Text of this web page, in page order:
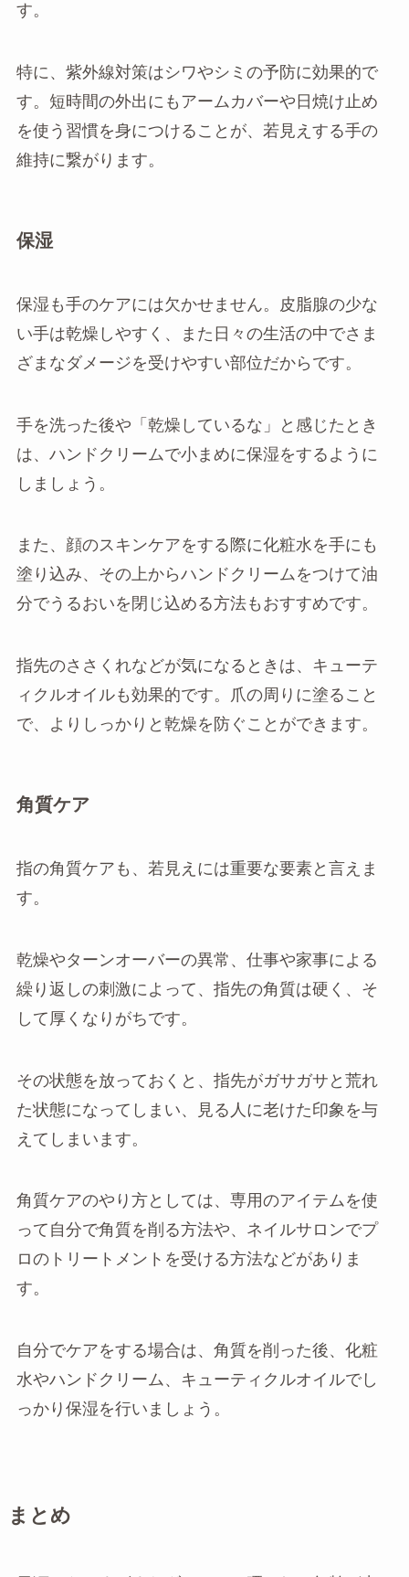
す。
特に、紫外線対策はシワやシミの予防に効果的で
す。短時間の外出にもアームカバーや日焼け止め
を使う習慣を身につけることが、若見えする手の
維持に繋がります。
保湿
保湿も手のケアには欠かせません。皮脂腺の少な
い手は乾燥しやすく、また日々の生活の中でさま
ざまなダメージを受けやすい部位だからです。
手を洗った後や「乾燥しているな」と感じたとき
は、ハンドクリームで小まめに保湿をするように
しましょう。
また、顔のスキンケアをする際に化粧水を手にも
塗り込み、その上からハンドクリームをつけて油
分でうるおいを閉じ込める方法もおすすめです。
指先のささくれなどが気になるときは、キューテ
ィクルオイルも効果的です。爪の周りに塗ること
で、よりしっかりと乾燥を防ぐことができます。
角質ケア
指の角質ケアも、若見えには重要な要素と言えま
す。
乾燥やターンオーバーの異常、仕事や家事による
繰り返しの刺激によって、指先の角質は硬く、そ
して厚くなりがちです。
その状態を放っておくと、指先がガサガサと荒れ
た状態になってしまい、見る人に老けた印象を与
えてしまいます。
角質ケアのやり方としては、専用のアイテムを使
って自分で角質を削る方法や、ネイルサロンでプ
ロのトリートメントを受ける方法などがありま
す。
自分でケアをする場合は、角質を削った後、化粧
水やハンドクリーム、キューティクルオイルでし
っかり保湿を行いましょう。
まとめ